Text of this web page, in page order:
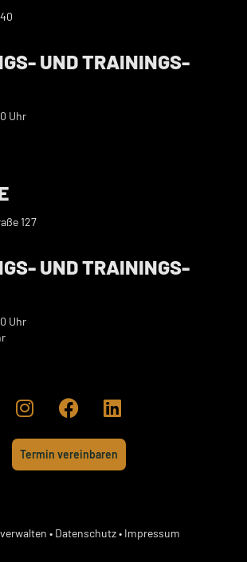
127
  
UND TRAININGS­
Uhr
UND TRAININGS­
Uhr
Termin vereinbaren
• Datenschutz• Impressum